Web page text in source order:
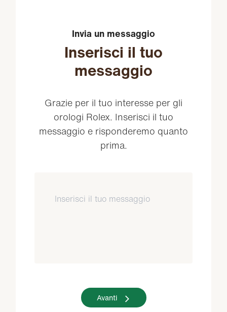
Invia un messaggio
Inserisci il tuo
messaggio
Grazie per il tuo interesse per gli
orologi Rolex. Inserisci il tuo
messaggio e risponderemo quanto
prima.
Avanti